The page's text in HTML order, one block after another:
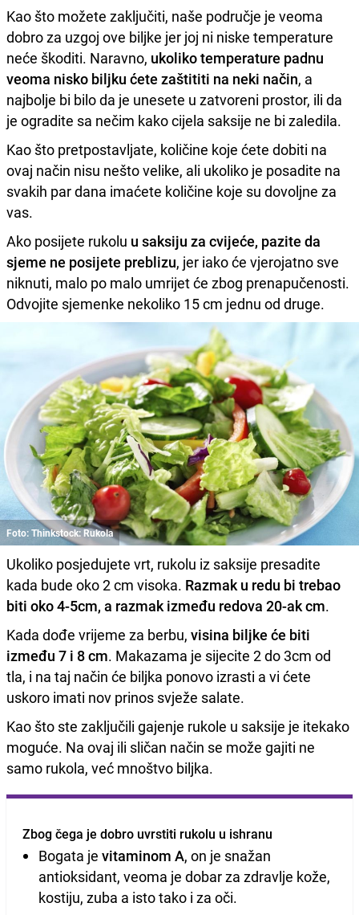
Kao što možete zaključiti, naše područje je veoma
dobro za uzgoj ove biljke jer joj ni niske temperature
neće škoditi. Naravno, ukoliko temperature padnu
veoma nisko biljku ćete zaštititi na neki način, a
najbolje bi bilo da je unesete u zatvoreni prostor, ili da
je ogradite sa nečim kako cijela saksije ne bi zaledila.
Kao što pretpostavljate, količine koje ćete dobiti na
ovaj način nisu nešto velike, ali ukoliko je posadite na
svakih par dana imaćete količine koje su dovoljne za
vas.
Ako posijete rukolu u saksiju za cvijeće, pazite da
sjeme ne posijete preblizu, jer iako će vjerojatno sve
niknuti, malo po malo umrijet će zbog prenapučenosti.
Odvojite sjemenke nekoliko 15 cm jednu od druge.
Foto: Thinkstock: Rukola
Ukoliko posjedujete vrt, rukolu iz saksije presadite
kada bude oko 2 cm visoka. Razmak u redu bi trebao
biti oko 4-5cm, a razmak između redova 20-ak cm.
Kada dođe vrijeme za berbu, visina biljke će biti
između 7 i 8 cm. Makazama je sijecite 2 do 3cm od
tla, i na taj način će biljka ponovo izrasti a vi ćete
uskoro imati nov prinos svježe salate.
Kao što ste zaključili gajenje rukole u saksije je itekako
moguće. Na ovaj ili sličan način se može gajiti ne
samo rukola, već mnoštvo biljka.
Zbog čega je dobro uvrstiti rukolu u ishranu
Bogata je vitaminom A, on je snažan
antioksidant, veoma je dobar za zdravlje kože,
kostiju, zuba a isto tako i za oči.